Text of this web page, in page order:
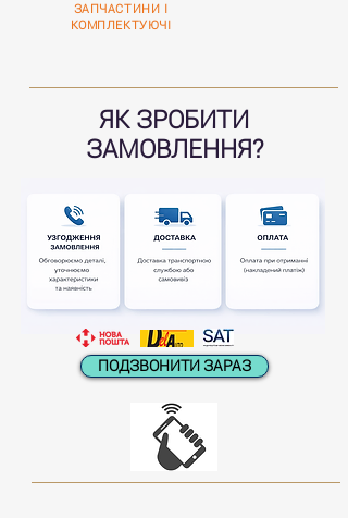
ЗАПЧАСТИНИ І
КОМПЛЕКТУЮЧІ
ЯК ЗРОБИТИ
ЗАМОВЛЕННЯ?
ПОДЗВОНИТИ ЗАРАЗ